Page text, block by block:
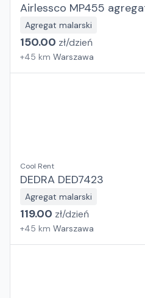
Airlessco MP455
Agregat malarski
150.00 zł/dzień
+45 km Warszawa
Cool Rent
DEDRA DED7423
Agregat malarski
119.00 zł/dzień
+45 km Warszawa